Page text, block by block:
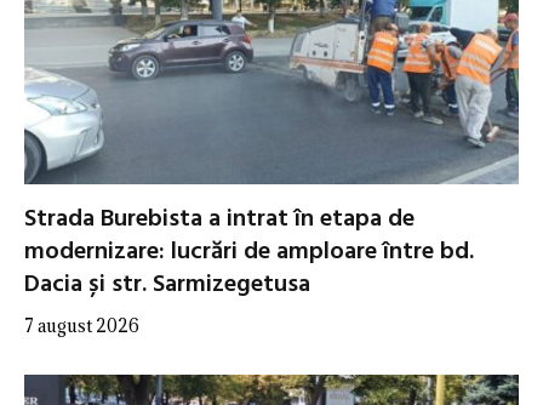
Strada Burebista a intrat în etapa de
modernizare: lucrări de amploare între bd.
Dacia și str. Sarmizegetusa
7 august 2026